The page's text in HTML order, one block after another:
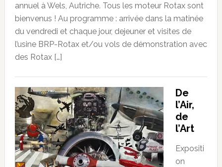
annuel à Wels, Autriche. Tous les moteur Rotax sont
bienvenus ! Au programme : arrivée dans la matinée
du vendredi et chaque jour, dejeuner et visites de
l’usine BRP-Rotax et/ou vols de démonstration avec
des Rotax […]
De
l’Air,
de
l’Art
Expositi
on